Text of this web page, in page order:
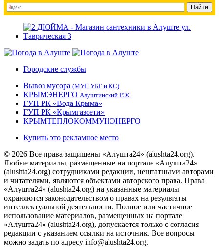
Городские службы
Вывоз мусора (МУП УБГ и КС)
КРЫМЭНЕРГО Алуштинский РЭС
ГУП РК «Вода Крыма»
ГУП РК «Крымгазсети»
КРЫМТЕПЛОКОММУНЭНЕРГО
Купить это рекламное место
© 2026 Все права защищены «Алушта24» (alushta24.org).
Любые материалы, размещенные на портале «Алушта24»
(alushta24.org) сотрудниками редакции, нештатными авторами
и читателями, являются объектами авторского права. Права
«Алушта24» (alushta24.org) на указанные материалы
охраняются законодательством о правах на результаты
интеллектуальной деятельности. Полное или частичное
использование материалов, размещенных на портале
«Алушта24» (alushta24.org), допускается только с согласия
редакции с указанием ссылки на источник. Все вопросы
можно задать по адресу info@alushta24.org.